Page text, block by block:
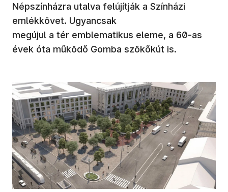
Népszínházra utalva felújítják a Színházi
emlékkövet. Ugyancsak
megújul a tér emblematikus eleme, a 60-as
évek óta működő Gomba szökőkút is.